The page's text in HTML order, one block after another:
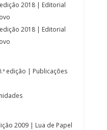
2018 | Editorial
2018 | Editorial
edição | Publicações
2009 | Lua de Papel